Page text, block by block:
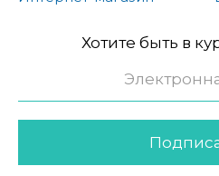
Хотите быть в